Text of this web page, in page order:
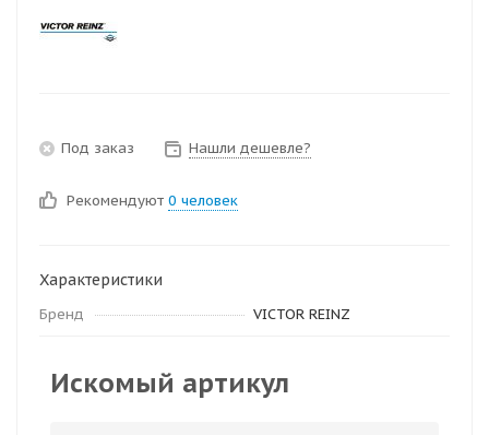
Под заказ Нашли дешевле?
Рекомендуют 0 человек
Характеристики
Бренд VICTOR REINZ
Искомый артикул